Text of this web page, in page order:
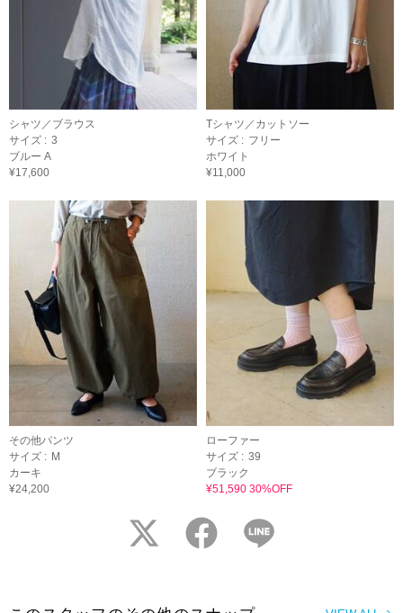
シャツ／ブラウス
サイズ : 3
ブルー A
¥17,600
Tシャツ／カットソー
サイズ : フリー
ホワイト
¥11,000
その他パンツ
サイズ : M
カーキ
¥24,200
ローファー
サイズ : 39
ブラック
¥51,590 30%OFF
twitter facebook